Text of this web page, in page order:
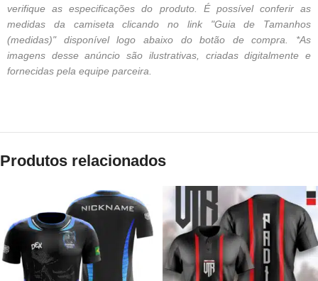
verifique as especificações do produto. É possível conferir as
medidas da camiseta clicando no link "Guia de Tamanhos
(medidas)" disponível logo abaixo do botão de compra. *As
imagens desse anúncio são ilustrativas, criadas digitalmente e
fornecidas pela equipe parceira.
Produtos relacionados